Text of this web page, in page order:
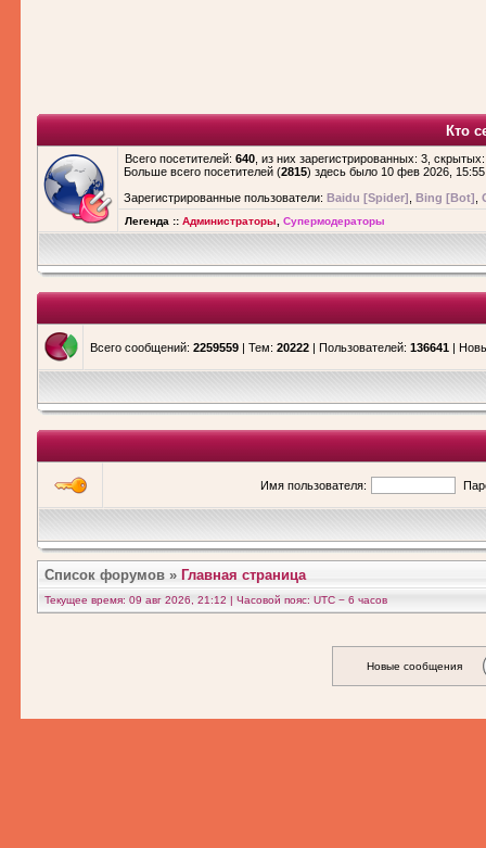
Кто
Всего посетителей: 640 , из них зарегистрированных: 3,
Больше всего посетителей (2815) здесь было 10 фев 2026, 15:55
Зарегистрированные пользователи: Baidu [Spider] Bing [Bot]
Легенда :: Администраторы Супермодераторы
Всего сообщений: 2259559 | Тем: 20222 | Пользователей: 136641 |
Имя пользователя:
Список форумов » Главная страница
Текущее время: 09 авг 2026, 21:12 | Часовой пояс: UTC − 6 часов
Новые сообщения